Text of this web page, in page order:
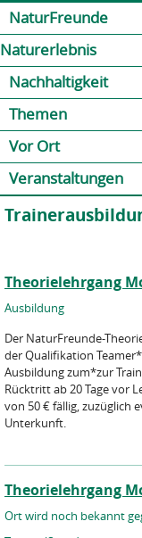
NaturFreunde
Naturerlebnis
Nachhaltigkeit
Themen
Vor Ort
Veranstaltungen
Theorielehrgang
Ausbildung
Der NaturFreunde-
der Qualifikation
Ausbildung zum*zur
Rücktritt ab 20 Tage vor
von 50 € fällig, zuzüglich
Unterkunft.
Theorielehrgang
Ort wird noch bekannt